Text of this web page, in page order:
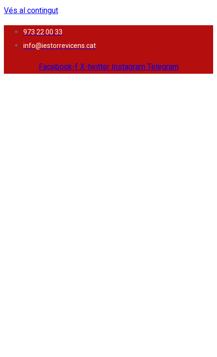
Vés al contingut
973 22 00 33
info@iestorrevicens.cat
Facebook-f X-twitter Instagram Telegram